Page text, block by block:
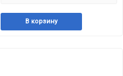
В корзину